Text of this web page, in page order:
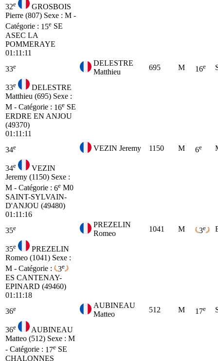
32e
GROSBOIS
Pierre (807) Sexe : M -
Catégorie : 15e SE
ASEC LA
POMMERAYE
01:11:11
33e
DELESTRE
Matthieu
695 M 16e
33e
DELESTRE
Matthieu (695) Sexe :
M - Catégorie : 16e SE
ERDRE EN ANJOU
(49370)
01:11:11
34e VEZIN Jeremy 1150 M 6e
34e
VEZIN
Jeremy (1150) Sexe :
M - Catégorie : 6e M0
SAINT-SYLVAIN-
D'ANJOU (49480)
01:11:16
35e
PREZELIN
Romeo
1041 M 3e
35e
PREZELIN
Romeo (1041) Sexe :
M - Catégorie :
3e
ES CANTENAY-
EPINARD (49460)
01:11:18
36e
AUBINEAU
Matteo
512 M 17e
36e
AUBINEAU
Matteo (512) Sexe : M
- Catégorie : 17e SE
CHALONNES